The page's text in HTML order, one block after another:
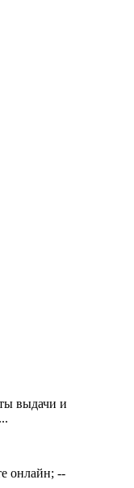
выдачи и
онлайн; --